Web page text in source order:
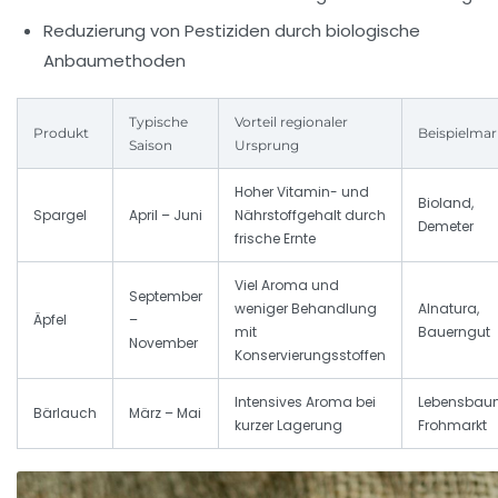
Reduzierung von Pestiziden durch biologische
Anbaumethoden
Produkt
Typische
Saison
Vorteil regionaler
Ursprung
Spargel April – Juni
Hoher Vitamin- und
Nährstoffgehalt durch
frische Ernte
Bioland,
Demeter
Äpfel
September
–
November
Viel Aroma und
weniger Behandlung
mit
Konservierungsstoffen
Alnatura,
Bauerngut
Bärlauch März – Mai
Intensives Aroma bei
kurzer Lagerung
Frohmarkt